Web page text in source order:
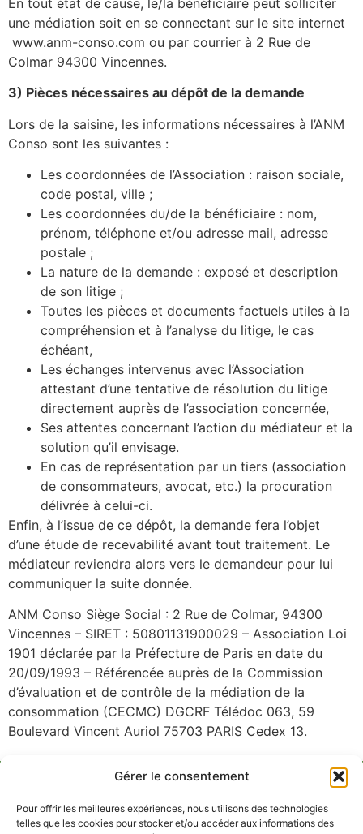
Gérer le consentement
Pour offrir les meilleures expériences, nous utilisons des technologies
telles que les cookies pour stocker et/ou accéder aux informations des
une médiation soit en se connectant sur le site internet
www.anm-conso.com ou par courrier à 2 Rue de
Colmar 94300 Vincennes.
3) Pièces nécessaires au dépôt de la demande
Lors de la saisine, les informations nécessaires à l’ANM
Conso sont les suivantes :
Les coordonnées de l’Association : raison sociale,
code postal, ville ;
Les coordonnées du/de la bénéficiaire : nom,
prénom, téléphone et/ou adresse mail, adresse
postale ;
La nature de la demande : exposé et description
de son litige ;
Toutes les pièces et documents factuels utiles à la
compréhension et à l’analyse du litige, le cas
échéant,
Les échanges intervenus avec l’Association
attestant d’une tentative de résolution du litige
directement auprès de l’association concernée,
Ses attentes concernant l’action du médiateur et la
solution qu’il envisage.
En cas de représentation par un tiers (association
de consommateurs, avocat, etc.) la procuration
délivrée à celui-ci.
Enfin, à l’issue de ce dépôt, la demande fera l’objet
d’une étude de recevabilité avant tout traitement. Le
médiateur reviendra alors vers le demandeur pour lui
communiquer la suite donnée.
ANM Conso Siège Social : 2 Rue de Colmar, 94300
Vincennes – SIRET : 50801131900029 – Association Loi
1901 déclarée par la Préfecture de Paris en date du
20/09/1993 – Référencée auprès de la Commission
d’évaluation et de contrôle de la médiation de la
consommation (CECMC) DGCRF Télédoc 063, 59
Boulevard Vincent Auriol 75703 PARIS Cedex 13.
Services
Renseignements
Pyrène
Plus
Réseaux
sociaux